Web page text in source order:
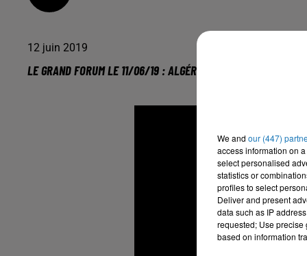
12 juin 2019
LE GRAND FORUM LE 11/06/19 : ALGÉRIE, 3 MOIS APRÈS LA
We and our (447)
access information on
select personalised
statistics or
profiles to select
Deliver and present
data such as IP
requested; Use precise
based on information